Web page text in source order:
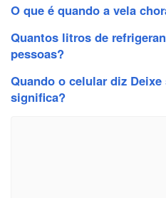
O que é quando a vela
Quantos litros de
pessoas?
Quando o celular diz
significa?